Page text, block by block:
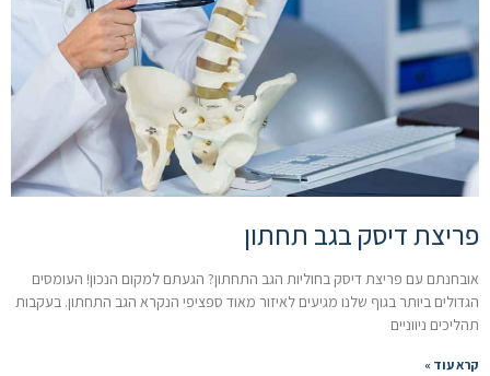
פריצת דיסק בגב תחתון
אובחנתם עם פריצת דיסק בחוליות הגב התחתון? הגעתם למקום הנכון! העומסים
הגדולים ביותר בגוף שלנו מגיעים לאיזור מאוד ספציפי הנקרא הגב התחתון. בעקבות
תהליכים ניווניים
קרא עוד »